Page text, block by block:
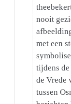
nooit
met een
tijdens
de Vrede
tussen